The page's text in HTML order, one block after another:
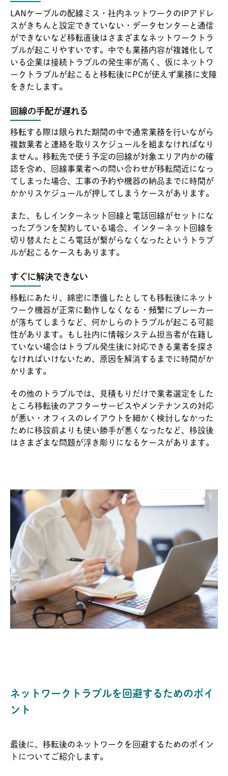
LANケーブルの配線ミス・社内ネットワークのIPアドレ
スがきちんと設定できていない・データセンターと通信
ができないなど移転直後はさまざまなネットワークトラ
ブルが起こりやすいです。中でも業務内容が複雑化して
いる企業は接続トラブルの発生率が高く、仮にネットワ
ークトラブルが起こると移転後にPCが使えず業務に支障
をきたします。
回線の手配が遅れる
移転する際は限られた期間の中で通常業務を行いながら
複数業者と連絡を取りスケジュールを組まなければなり
ません。移転先で使う予定の回線が対象エリア内かの確
認を含め、回線事業者への問い合わせが移転間近になっ
てしまった場合、工事の予約や機器の納品までに時間が
かかりスケジュールが押してしまうケースがあります。
また、もしインターネット回線と電話回線がセットにな
ったプランを契約している場合、インターネット回線を
切り替えたところ電話が繋がらなくなったというトラブ
ルが起こるケースもあります。
すぐに解決できない
移転にあたり、綿密に準備したとしても移転後にネット
ワーク機器が正常に動作しなくなる・頻繁にブレーカー
が落ちてしまうなど、何かしらのトラブルが起こる可能
性があります。もし社内に情報システム担当者が在籍し
ていない場合はトラブル発生後に対応できる業者を探さ
なければいけないため、原因を解消するまでに時間がか
かります。
その他のトラブルでは、見積もりだけで業者選定をした
ところ移転後のアフターサービスやメンテナンスの対応
が悪い・オフィスのレイアウトを細かく検討しなかった
ために移設前よりも使い勝手が悪くなったなど、移設後
はさまざまな問題が浮き彫りになるケースがあります。
ネットワークトラブルを回避するためのポイ
ント
最後に、移転後のネットワークを回避するためのポイン
トについてご紹介します。